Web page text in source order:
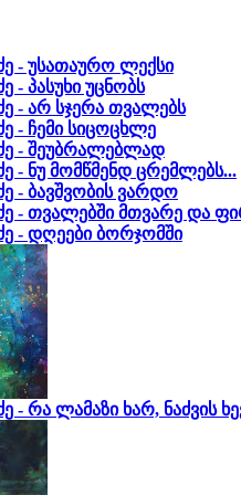
- უსათაურო ლექსი
პასუხი უცნობს
- არ სჯერა თვალებს
- ჩემი სიცოცხლე
- შეუბრალებლად
- ნუ მომწმენდ ცრემლებს...
- ბავშვობის ვარდო
- თვალებში მთვარე და
- დღეები ბორჯომში
რა ლამაზი ხარ, ნაძვის